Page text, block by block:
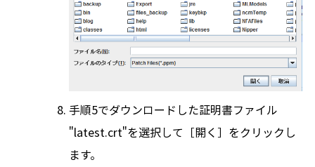
手順5でダウンロードした証明書ファイル
"latest.crt"を選択して［開く］をクリックし
ます。